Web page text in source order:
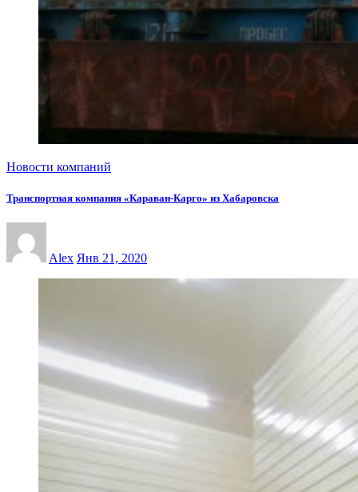
Новости компаний
Транспортная компания «Караван-Карго» из Хабаровска
Alex Янв 21, 2020